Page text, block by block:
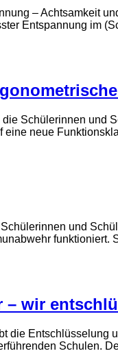
– Achtsamkeit
Entspannung im
die Schülerinnen
eine neue
und
– wir
die
Schulen.